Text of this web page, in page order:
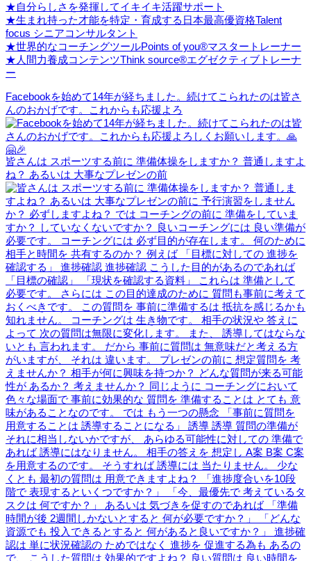
★自分らしさを発揮してイキイキ活躍サポート
★生まれ持った才能を特定・育成する日本最高優資格Talent
focus シニアコンサルタント
★世界的なコーチングツールPoints of you®マスタートレーナー
★人間力養成コンテンツThink source®エグゼクティブトレーナ
ー
Facebookを始めて14年が経ちました。続けてこられたのは皆さ
んのおかげです。これからも応援よろ
皆さんは スポーツする前に 準備体操をしますか？ 普通しますよ
ね？ あるいは 大事なプレゼンの前